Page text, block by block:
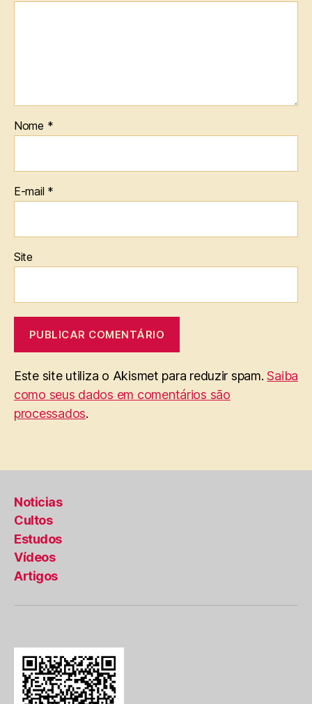
Nome *
E-mail *
Site
Este site utiliza o Akismet para reduzir spam.Saiba
como seus dados em comentários são
processados.
Noticias
Cultos
Estudos
Vídeos
Artigos